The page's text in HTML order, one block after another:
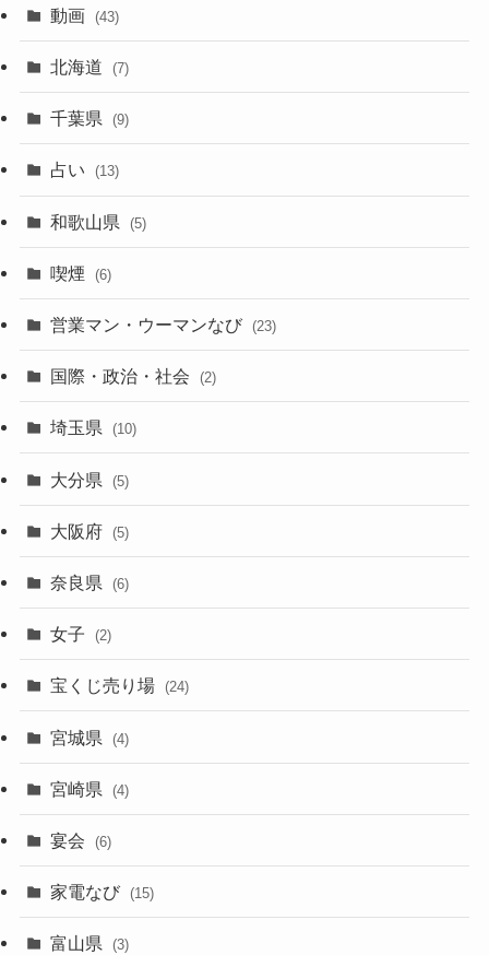
動画 (43)
北海道 (7)
千葉県 (9)
占い (13)
和歌山県 (5)
喫煙 (6)
営業マン・ウーマンなび (23)
国際・政治・社会 (2)
埼玉県 (10)
大分県 (5)
大阪府 (5)
奈良県 (6)
女子 (2)
宝くじ売り場 (24)
宮城県 (4)
宮崎県 (4)
宴会 (6)
家電なび (15)
富山県 (3)